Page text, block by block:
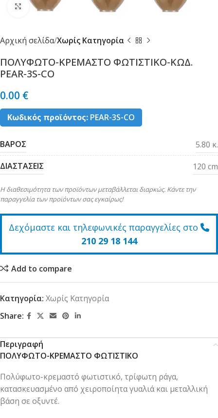
Κλικ για μεγέθυνση
Αρχική σελίδα Χωρίς Κατηγορία
ΠΟΛΥΦΩΤΟ-ΚΡΕΜΑΣΤΟ ΦΩΤΙΣΤΙΚΟ-ΚΩΔ.
PEAR-3S-CO
0.00 €
Κωδικός προϊόντος: PEAR-3S-CO
ΒΑΡΟΣ 5.80 κ.
ΔΙΑΣΤΑΣΕΙΣ 120 cm
Η διαθεσιμότητα των προϊόντων μεταβάλλεται διαρκώς. Κάντε την
παραγγελία των προϊόντων σας εγκαίρως!
Δεχόμαστε και τηλεφωνικές παραγγελίες στο
210 29 18 144
Add to compare
Κατηγορία: Χωρίς Κατηγορία
Share:
Περιγραφή
ΠΟΛΥΦΩΤΟ-ΚΡΕΜΑΣΤΟ ΦΩΤΙΣΤΙΚΟ
Πολύφωτο-κρεμαστό φωτιστικό, τρίφωτη ράγα,
κατασκευασμένο από χειροποίητα γυαλιά και μεταλλική
βάση σε οξυντέ.